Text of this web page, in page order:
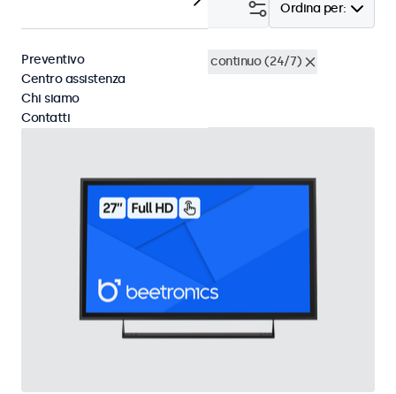
Ordina per:
Touchscreen 27 pollici
Utilizzo continuo (24/7)
Cancella i filtri
Preventivo
Centro assistenza
Chi siamo
Contatti